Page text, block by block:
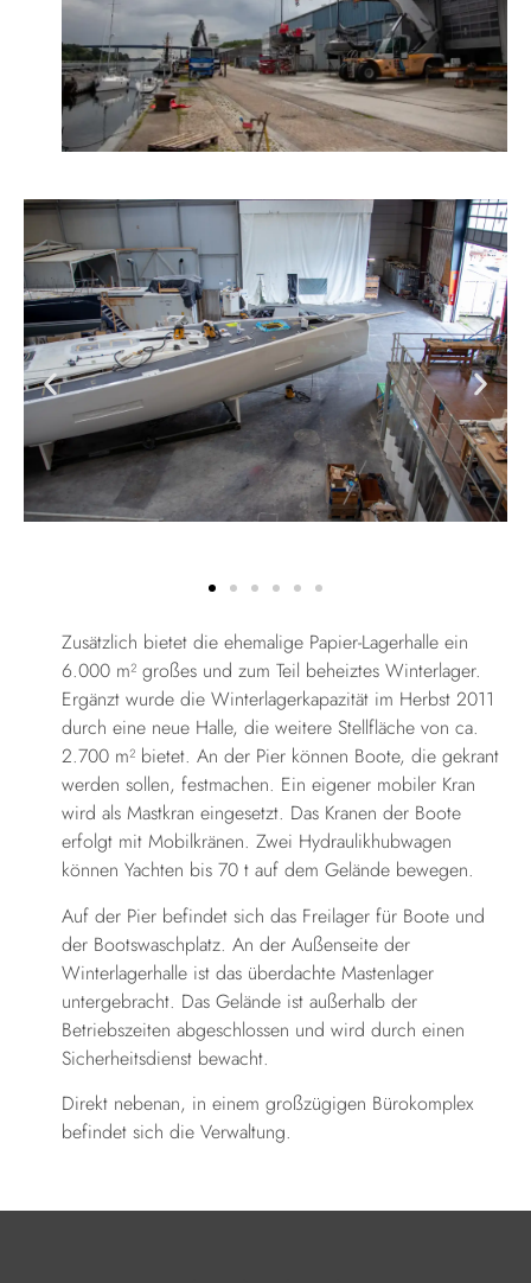
Zusätzlich bietet die ehemalige Papier-Lagerhalle ein
6.000 m² großes und zum Teil beheiztes Winterlager.
Ergänzt wurde die Winterlagerkapazität im Herbst 2011
durch eine neue Halle, die weitere Stellfläche von ca.
2.700 m² bietet. An der Pier können Boote, die gekrant
werden sollen, festmachen. Ein eigener mobiler Kran
wird als Mastkran eingesetzt. Das Kranen der Boote
erfolgt mit Mobilkränen. Zwei Hydraulikhubwagen
können Yachten bis 70 t auf dem Gelände bewegen.
Auf der Pier befindet sich das Freilager für Boote und
der Bootswaschplatz. An der Außenseite der
Winterlagerhalle ist das überdachte Mastenlager
untergebracht. Das Gelände ist außerhalb der
Betriebszeiten abgeschlossen und wird durch einen
Sicherheitsdienst bewacht.
Direkt nebenan, in einem großzügigen Bürokomplex
befindet sich die Verwaltung.